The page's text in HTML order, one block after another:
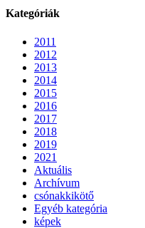
Kategóriák
2011
2012
2013
2014
2015
2016
2017
2018
2019
2021
Aktuális
Archívum
csónakkikötő
Egyéb kategória
képek